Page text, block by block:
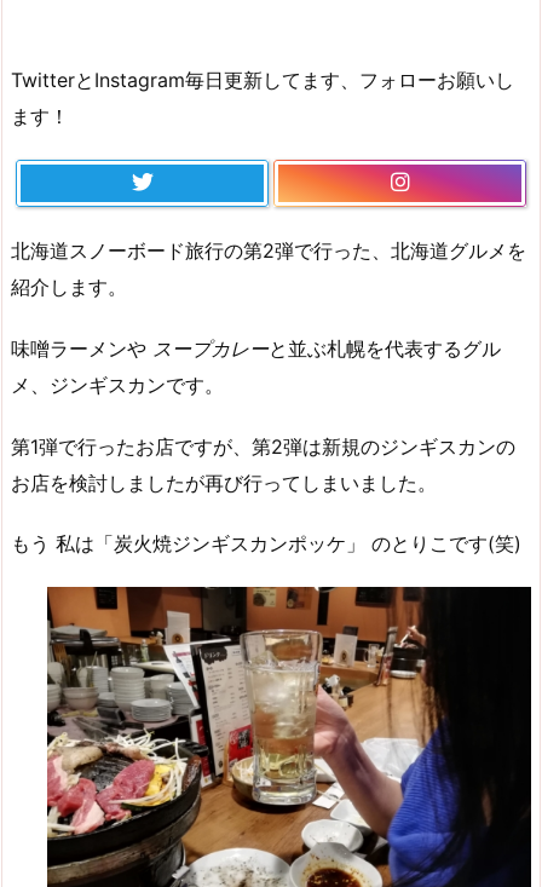
TwitterとInstagram毎日更新してます、フォローお願いし
ます！
北海道スノーボード旅行の第2弾で行った、北海道グルメを
紹介します。
味噌ラーメンや スープカレーと並ぶ札幌を代表するグル
メ、ジンギスカンです。
第1弾で行ったお店ですが、第2弾は新規のジンギスカンの
お店を検討しましたが再び行ってしまいました。
もう 私は「炭火焼ジンギスカンポッケ」 のとりこです(笑)